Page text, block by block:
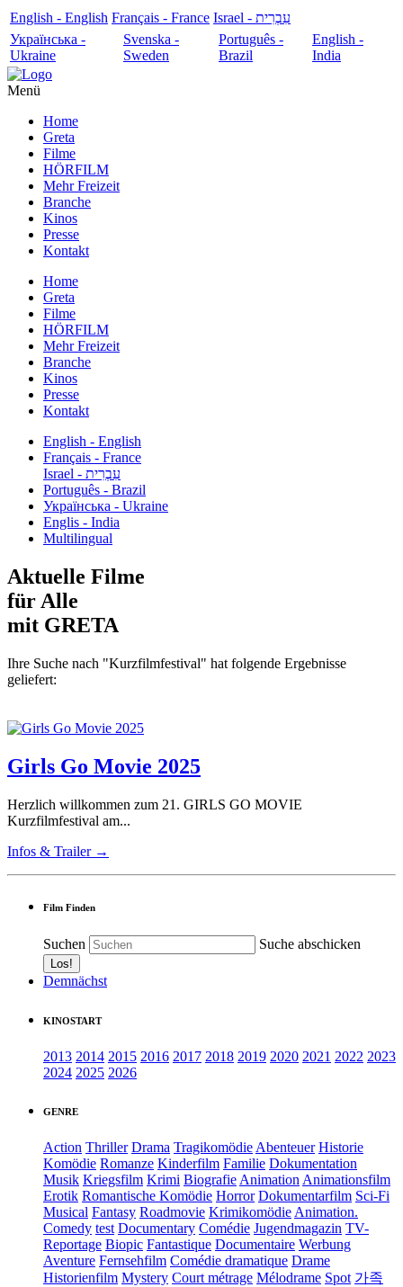
English - English Français - France
עִבְרִית - Israel
Українська -
Ukraine
Svenska -
Sweden
Português -
Brazil
English -
India
Menü
Home
Greta
Filme
HÖRFILM
Mehr Freizeit
Branche
Kinos
Presse
Kontakt
Home
Greta
Filme
HÖRFILM
Mehr Freizeit
Branche
Kinos
Presse
Kontakt
English - English
Français - France
עִבְרִית - Israel
Português - Brazil
Українська - Ukraine
Englis - India
Multilingual
Aktuelle Filme
für Alle
mit GRETA
Ihre Suche nach "Kurzfilmfestival" hat folgende Ergebnisse
geliefert:
Girls Go Movie 2025
Herzlich willkommen zum 21. GIRLS GO MOVIE
Kurzfilmfestival am...
Infos & Trailer →
Film Finden
Suchen Suche abschicken
Demnächst
KINOSTART
2013 2014 2015 2016 2017 2018 2019 2020 2021 2022 2023
2024 2025 2026
GENRE
Action Thriller Drama TragikomödieAbenteuer Historie
Komödie Romanze Kinderfilm Familie Dokumentation
Musik Kriegsfilm Krimi BiografieAnimationAnimationsfilm
Erotik Romantische Komödie Horror Dokumentarfilm Sci-Fi
Musical Fantasy Roadmovie KrimikomödieAnimation.
Comedy test Documentary Comédie Jugendmagazin TV-
Reportage Biopic Fantastique Documentaire Werbung
Aventure Fernsehfilm Comédie dramatique Drame
Historienfilm Mystery Court métrage Mélodrame Spot 가족